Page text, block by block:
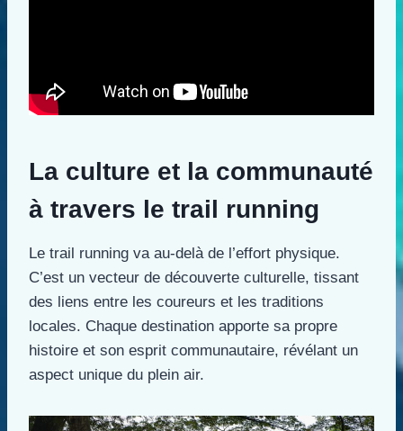
La culture et la communauté
à travers le trail running
Le trail running va au-delà de l’effort physique.
C’est un vecteur de découverte culturelle, tissant
des liens entre les coureurs et les traditions
locales. Chaque destination apporte sa propre
histoire et son esprit communautaire, révélant un
aspect unique du plein air.